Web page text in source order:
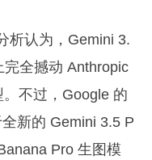
析认为，Gemini 3.
全撼动 Anthropic
不过，Google 的
新的 Gemini 3.5 P
Pro 生图模